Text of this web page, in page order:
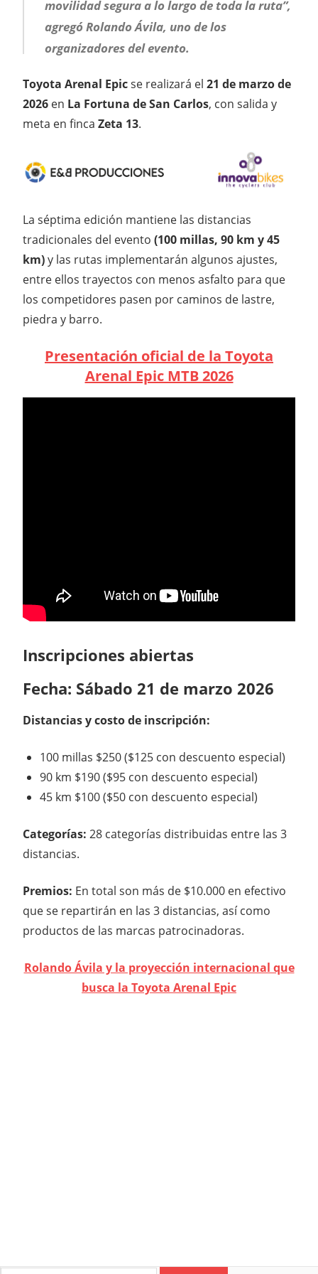
movilidad segura a lo largo de toda la ruta”,
agregó Rolando Ávila, uno de los
organizadores del evento.
Toyota Arenal Epicse realizará el 21 de marzo de
2026 en La Fortuna de San Carlos, con salida y
meta en finca Zeta 13.
La séptima edición mantiene las distancias
tradicionales del evento (100 millas, 90 km y 45
km)y las rutas implementarán algunos ajustes,
entre ellos trayectos con menos asfalto para que
los competidores pasen por caminos de lastre,
piedra y barro.
Presentación oficial de la Toyota
Arenal Epic MTB 2026
Inscripciones abiertas
Fecha: Sábado 21 de marzo 2026
Distancias y costo de inscripción:
100 millas $250 ($125 con descuento especial)
90 km $190 ($95 con descuento especial)
45 km $100 ($50 con descuento especial)
Categorías: 28 categorías distribuidas entre las 3
distancias.
Premios: En total son más de $10.000 en efectivo
que se repartirán en las 3 distancias, así como
productos de las marcas patrocinadoras.
Rolando Ávila y la proyección internacional que
busca la Toyota Arenal Epic